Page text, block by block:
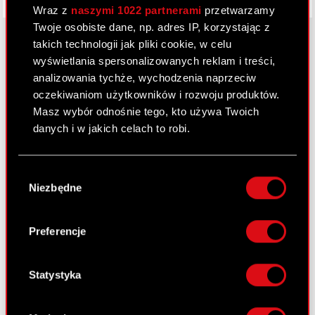
Wraz z naszymi 1022 partnerami przetwarzamy
Twoje osobiste dane, np. adres IP, korzystając z
takich technologii jak pliki cookie, w celu
wyświetlania spersonalizowanych reklam i treści,
analizowania tychże, wychodzenia naprzeciw
oczekiwaniom użytkowników i rozwoju produktów.
Masz wybór odnośnie tego, kto używa Twoich
danych i w jakich celach to robi.
Gromadzić dane dotyczące Twojej
lokalizacji geograficznej z dokładnością nawet
Identyfikować Twoje urządzenie, aktywnie
analizując charakteryzującego je zbiory
palca)
osobiste dane są przetwarzane oraz ustaw własne
zgody
Niezbędne
Preferencje
Statystyka
O CD PROJEKT
Grupa Kapitałowa
Nasz biznes
Inwestorzy
Zrównoważony rozwój
Kariera